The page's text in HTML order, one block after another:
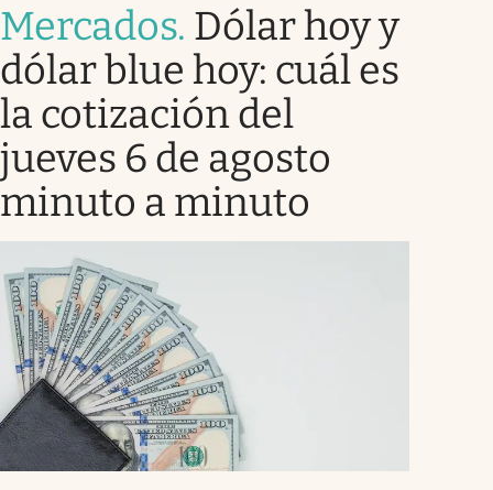
Mercados. Dólar hoy y
dólar blue hoy: cuál es
la cotización del
jueves 6 de agosto
minuto a minuto